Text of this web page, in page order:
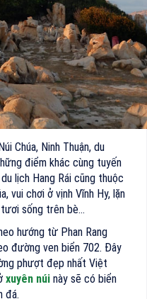
Chúa, Ninh Thuận, du
điểm khác cùng tuyến
lịch Hang Rái cũng thuộc
vui chơi ở vịnh Vĩnh Hy, lặn
sống trên bè…
hướng từ Phan Rang
đường ven biển 702. Đây
phượt đẹp nhất Việt
xuyên núi này sẽ có biển
đá.